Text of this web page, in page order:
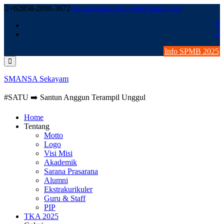
Skip
content
+62858-2898-3672 smansasekayam.web@gmail.com
Info SPMB 2025
SMANSA Sekayam
#SATU ➡️ Santun Anggun Terampil Unggul
Home
Tentang
Motto
Logo
Visi Misi
Akademik
Sarana Prasarana
Alumni
Ekstrakurikuler
Guru & Staff
PIP
TKA 2025